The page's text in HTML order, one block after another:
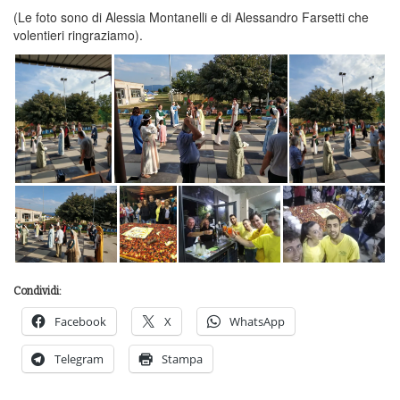
(Le foto sono di Alessia Montanelli e di Alessandro Farsetti che
volentieri ringraziamo).
Condividi:
Facebook X WhatsApp
Telegram Stampa